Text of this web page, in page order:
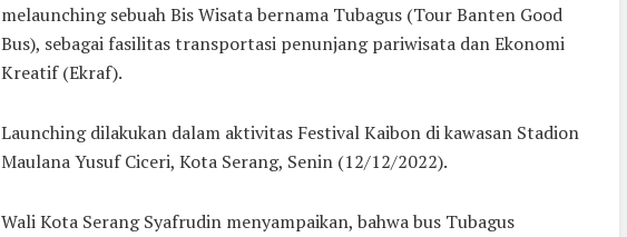
melaunching sebuah Bis Wisata bernama Tubagus (Tour Banten Good
Bus), sebagai fasilitas transportasi penunjang pariwisata dan Ekonomi
Kreatif (Ekraf).
Launching dilakukan dalam aktivitas Festival Kaibon di kawasan Stadion
Maulana Yusuf Ciceri, Kota Serang, Senin (12/12/2022).
Wali Kota Serang Syafrudin menyampaikan, bahwa bus Tubagus